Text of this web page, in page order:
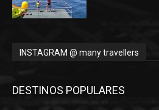
INSTAGRAM @ many travellers
DESTINOS POPULARES